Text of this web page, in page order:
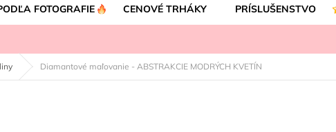
FOTOGRAFIE CENOVÉ TRHÁKY PRÍSLUŠENSTVO
Diamantové maľovanie - ABSTRAKCIE MODRÝCH KVETÍN